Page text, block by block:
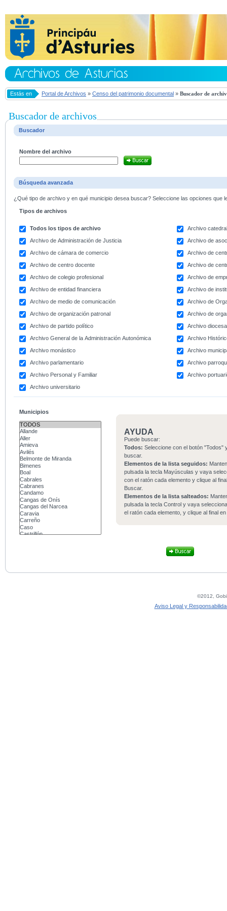
Estás en Portal de Archivos » Censo del patrimonio documental » Buscador de
Buscador de archivos
Buscador
Nombre del archivo
Búsqueda avanzada
¿Qué tipo de archivo y en qué municipio desea buscar? Seleccione las opciones que
Tipos de archivos
Todos los tipos de archivo
Archivo
Archivo de Administración de Justicia
Archivo de
Archivo de cámara de comercio
Archivo de
Archivo de centro docente
Archivo de
Archivo de colegio profesional
Archivo de
Archivo de entidad financiera
Archivo de
Archivo de medio de comunicación
Archivo de
Archivo de organización patronal
Archivo de
Archivo de partido político
Archivo
Archivo General de la Administración Autonómica
Archivo
Archivo monástico
Archivo
Archivo parlamentario
Archivo
Archivo Personal y Familiar
Archivo
Archivo universitario
Municipios
AYUDA
Puede buscar:
Todos: Seleccione con el botón "Todos"
buscar.
Elementos de la lista seguidos:
pulsada la tecla Mayúsculas y vaya
con el ratón cada elemento y clique al
Buscar.
Elementos de la lista salteados:
pulsada la tecla Control y vaya
el ratón cada elemento, y clique al final
©2012,
Aviso Legal y